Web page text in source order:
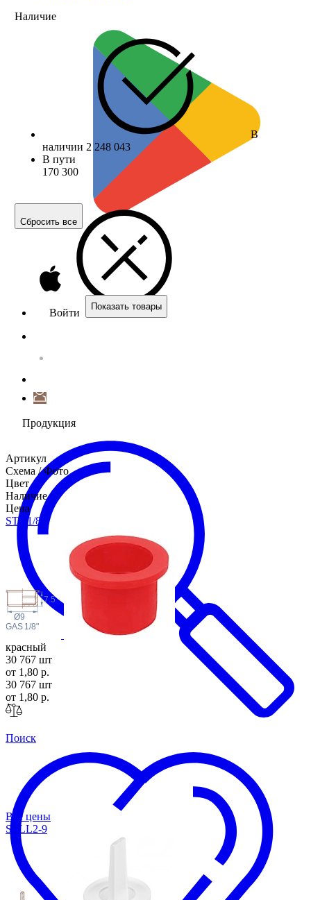
Войти
Продукция
Поиск
Наличие
В
наличии 2 248 043
В пути
170 300
Сбросить все
Показать товары
Артикул
Схема / Фото
Цвет
Наличие
Цена
STG1/8
7.5
Ø9
GAS 1/8"
красный
30 767 шт
от 1,80 р.
30 767 шт
от 1,80 р.
Все цены
STLL2-9